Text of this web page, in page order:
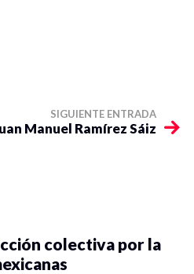
SIGUIENTE ENTRADA
Manuel Ramírez Sáiz
colectiva por la